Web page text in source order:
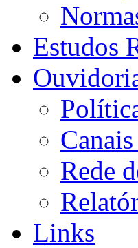
Estudos
Rede
Links